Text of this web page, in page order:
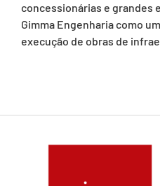
concessionárias e grandes
Gimma Engenharia como
execução de obras de